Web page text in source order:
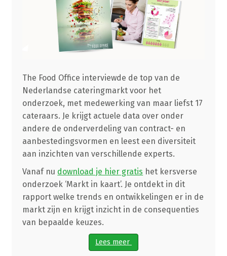
The Food Office interviewde de top van de
Nederlandse cateringmarkt voor het
onderzoek, met medewerking van maar liefst 17
cateraars. Je krijgt actuele data over onder
andere de onderverdeling van contract- en
aanbestedingsvormen en leest een diversiteit
aan inzichten van verschillende experts.
Vanaf nu download je hier gratis het kersverse
onderzoek ‘Markt in kaart’. Je ontdekt in dit
rapport welke trends en ontwikkelingen er in de
markt zijn en krijgt inzicht in de consequenties
van bepaalde keuzes.
Lees meer